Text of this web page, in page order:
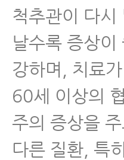
척추관이 다시
날수록 증상
강하며, 치료
60세 이상의
주의 증상을
다른 질환, 특